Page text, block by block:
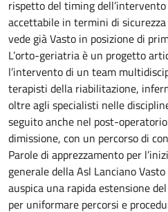
rispetto del timing
accettabile in termini di
vede già Vasto in posizione di
L’orto-geriatria è un progetto
l’intervento di un team
terapisti della riabilitazione,
oltre agli specialisti nelle
seguito anche nel post-
dimissione, con un percorso di
Parole di apprezzamento per
generale della Asl Lanciano
auspica una rapida estensione
per uniformare percorsi e